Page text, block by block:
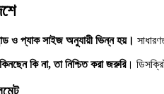
ও প্যাক সাইজ অনুযায়ী ভিন্ন হয়।
কি না, তা নিশ্চিত করা জরুরি।